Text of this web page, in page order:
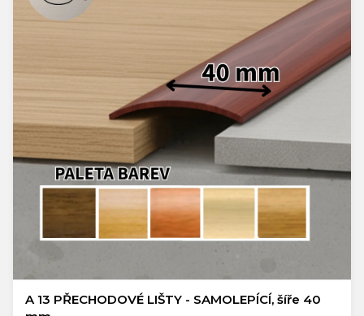
A 13 PŘECHODOVÉ LIŠTY - SAMOLEPÍCÍ, šíře 40